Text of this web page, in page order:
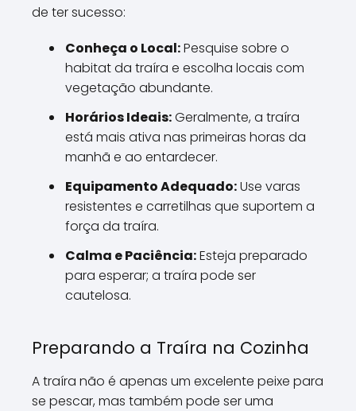
de ter sucesso:
Conheça o Local:Pesquise sobre o
habitat da traíra e escolha locais com
vegetação abundante.
Horários Ideais:Geralmente, a traíra
está mais ativa nas primeiras horas da
manhã e ao entardecer.
Equipamento Adequado:Use varas
resistentes e carretilhas que suportem a
força da traíra.
Calma e Paciência:Esteja preparado
para esperar; a traíra pode ser
cautelosa.
Preparando a Traíra na Cozinha
A traíra não é apenas um excelente peixe para
se pescar, mas também pode ser uma